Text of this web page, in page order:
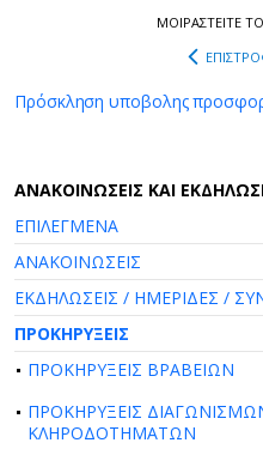
ΜΟΙΡΑΣΤEIΤΕ
Πρόσκληση υποβολης
AΝΑΚΟΙΝΩΣΕΙΣ ΚΑΙ
ΕΠΙΛΕΓΜΕΝΑ
ΑΝΑΚΟΙΝΩΣΕΙΣ
ΕΚΔΗΛΩΣΕΙΣ / ΗΜΕΡΙΔΕΣ /
ΠΡΟΚΗΡΥΞΕΙΣ
ΠΡΟΚΗΡΥΞΕΙΣ ΒΡΑΒΕΙΩΝ
ΠΡΟΚΗΡΥΞΕΙΣ
ΚΛΗΡΟΔΟΤΗΜΑΤΩΝ